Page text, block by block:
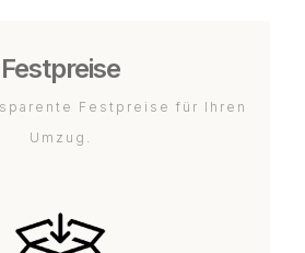
Festpreise
Festpreise für Ihren
Umzug.